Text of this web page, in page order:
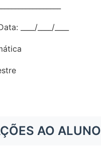
____/____/____
AO ALUNO